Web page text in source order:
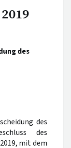
des
des
des
mit dem